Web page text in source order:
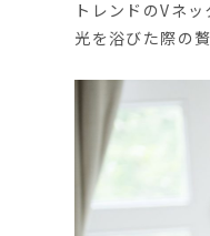
トレンドのVネ
光を浴びた際の